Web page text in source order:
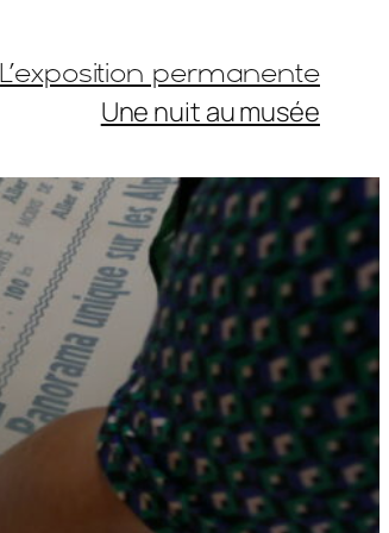
L’exposition permanente
Une nuit au musée